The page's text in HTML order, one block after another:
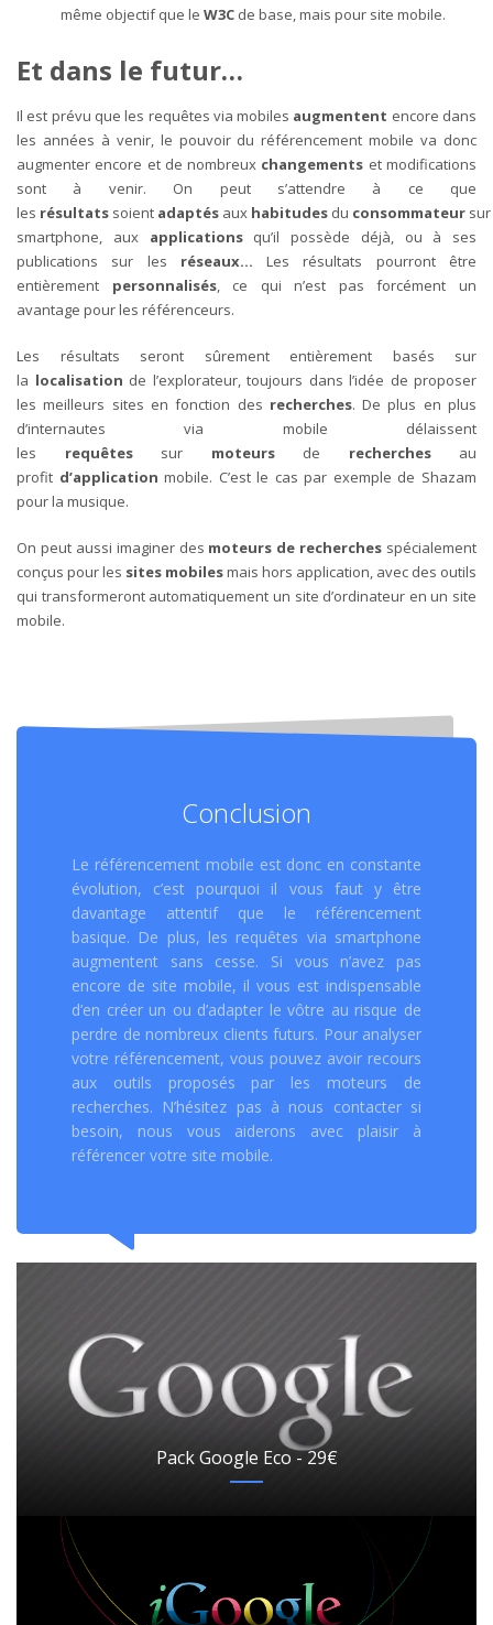
même objectif que le W3C de base, mais pour site mobile.
Et dans le futur…
Il est prévu que les requêtes via mobiles augmentent encore dans
les années à venir, le pouvoir du référencement mobile va donc
augmenter encore et de nombreux changements et modifications
sont à venir. On peut s’attendre à ce que
les résultats soient adaptés aux habitudes du consommateur sur
smartphone, aux applications qu’il possède déjà, ou à ses
publications sur les réseaux…Les résultats pourront être
entièrement personnalisés, ce qui n’est pas forcément un
avantage pour les référenceurs.
Les résultats seront sûrement entièrement basés sur
la localisation de l’explorateur, toujours dans l’idée de proposer
les meilleurs sites en fonction des recherches. De plus en plus
d’internautes via mobile délaissent
les requêtes sur moteurs de recherches au
profit d’applicationmobile. C’est le cas par exemple de Shazam
pour la musique.
On peut aussi imaginer des moteurs de recherches spécialement
conçus pour les sites mobilesmais hors application, avec des outils
qui transformeront automatiquement un site d’ordinateur en un site
mobile.
Conclusion
Le référencement mobile est donc en constante
évolution, c’est pourquoi il vous faut y être
davantage attentif que le référencement
basique. De plus, les requêtes via smartphone
augmentent sans cesse. Si vous n’avez pas
encore de site mobile, il vous est indispensable
d’en créer un ou d’adapter le vôtre au risque de
perdre de nombreux clients futurs. Pour analyser
votre référencement, vous pouvez avoir recours
aux outils proposés par les moteurs de
recherches. N’hésitez pas à nous contacter si
besoin, nous vous aiderons avec plaisir à
référencer votre site mobile.
Pack Google Eco - 29€